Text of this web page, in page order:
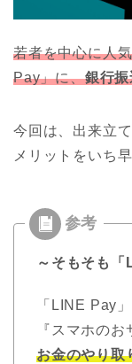
若者を中心に人
Pay」に、銀行
今回は、出来立
メリットをいち
～そもそも
「LINE Pay
『スマホの
お金のやり取